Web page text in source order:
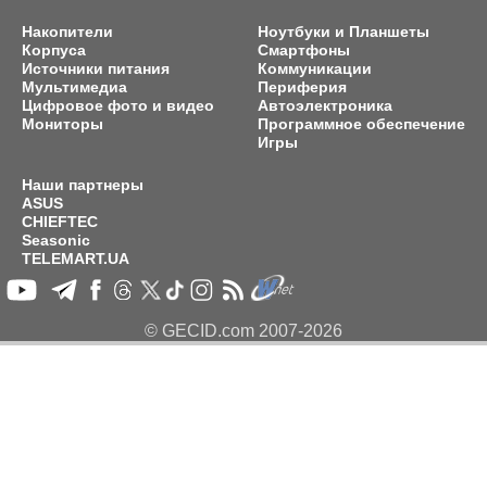
Накопители
Корпуса
Источники питания
Мультимедиа
Цифровое фото и видео
Мониторы
Ноутбуки и Планшеты
Смартфоны
Коммуникации
Периферия
Автоэлектроника
Программное обеспечение
Игры
Наши партнеры
ASUS
CHIEFTEC
Seasonic
TELEMART.UA
© GECID.com 2007-2026